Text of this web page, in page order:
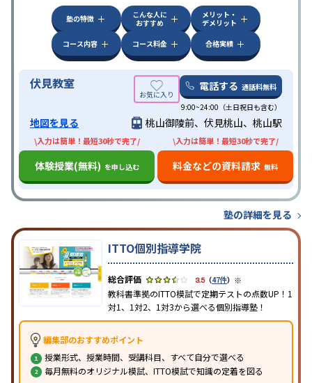
塾の特徴
こんな人に
おすすめ
メリット・
デメリット
コース内容
コース料金 合格実績
伏見教室 電話する 通話料無料
9:00~24:00（土日祝日も含む）
地図を見る 桃山御陵前、伏見桃山、桃山駅
\入力は簡単！最短30秒で完了/
体験授業(無料) を申し込む
\入力は簡単！最短30秒で完了/
料金などの資料請求 無料
塾の詳細を見る
ITTO個別指導学院
3.5（47件） ※
教科書準拠のITTO模試で定期テストの点数UP！1
対1、1対2、1対3から選べる個別指導塾！
編集部のおすすめポイント
授業形式、授業時間、受講科目、すべて自分で選べる
毎月無料のオリジナル模試、ITTO模試で知識の定着を図る